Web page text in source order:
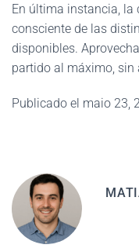
En última instancia, la
consciente de las
disponibles.
partido al máximo, sin
Publicado el maio 23,